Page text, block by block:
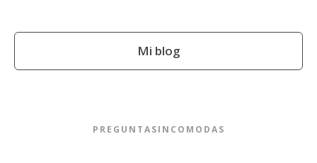
Mi blog
PREGUNTASINCOMODAS